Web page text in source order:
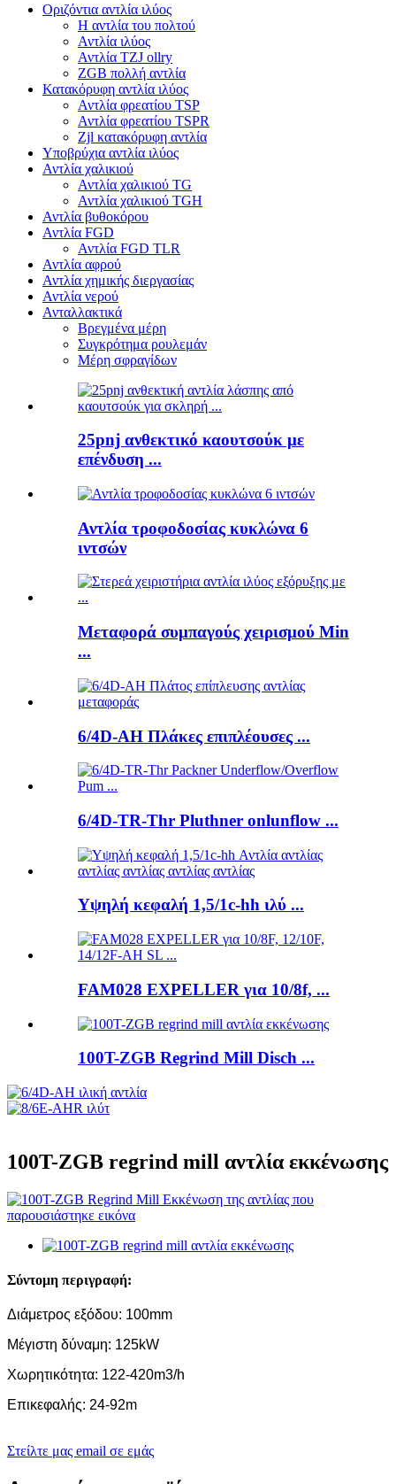
Οριζόντια αντλία ιλύος
Η αντλία του πολτού
Αντλία ιλύος
Αντλία TZJ ollry
ZGB πολλή αντλία
Κατακόρυφη αντλία ιλύος
Αντλία φρεατίου TSP
Αντλία φρεατίου TSPR
Zjl κατακόρυφη αντλία
Υποβρύχια αντλία ιλύος
Αντλία χαλικιού
Αντλία χαλικιού TG
Αντλία χαλικιού TGH
Αντλία βυθοκόρου
Αντλία FGD
Αντλία FGD TLR
Αντλία αφρού
Αντλία χημικής διεργασίας
Αντλία νερού
Ανταλλακτικά
Βρεγμένα μέρη
Συγκρότημα ρουλεμάν
Μέρη σφραγίδων
25pnj ανθεκτικό καουτσούκ με
επένδυση ...
Αντλία τροφοδοσίας κυκλώνα 6
ιντσών
Μεταφορά συμπαγούς χειρισμού Min
...
6/4D-AH Πλάκες επιπλέουσες ...
6/4D-TR-Thr Pluthner onlunflow ...
Υψηλή κεφαλή 1,5/1c-hh ιλύ ...
FAM028 EXPELLER για 10/8f, ...
100T-ZGB Regrind Mill Disch ...
100T-ZGB regrind mill αντλία εκκένωσης
Σύντομη περιγραφή:
Διάμετρος εξόδου: 100mm
Μέγιστη δύναμη: 125kW
Χωρητικότητα: 122-420m3/h
Επικεφαλής: 24-92m
Στείλτε μας email σε εμάς